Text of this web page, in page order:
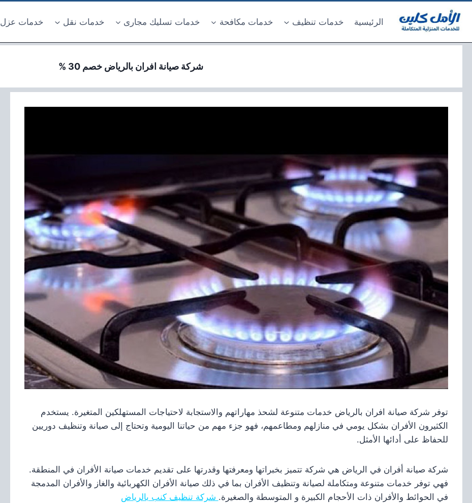
المحتوى
الرئيسية خدمات تنظيف خدمات مكافحة خدمات تسليك مجارى خدمات نقل خدمات عزل
شركة صيانة افران بالرياض خصم 30 %
توفر شركة صيانة افران بالرياض خدمات متنوعة لشحذ مهاراتهم والاستجابة لاحتياجات المستهلكين المتغيرة. يستخدم
الكثيرون الأفران بشكل يومي في منازلهم ومطاعمهم، فهو جزء مهم من حياتنا اليومية وتحتاج إلى صيانة وتنظيف دوريين
للحفاظ على أدائها الأمثل.
شركة صيانة أفران في الرياض هي شركة تتميز بخبراتها ومعرفتها وقدرتها على تقديم خدمات صيانة الأفران في المنطقة.
فهي توفر خدمات متنوعة ومتكاملة لصيانة وتنظيف الأفران بما في ذلك صيانة الأفران الكهربائية والغاز والأفران المدمجة
في الحوائط والأفران ذات الأحجام الكبيرة و المتوسطة والصغيرة. شركة تنظيف كنب بالرياض